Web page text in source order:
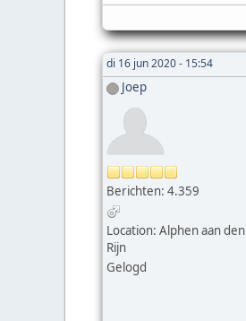
di 16 jun 2020 - 15:54
Joep
Berichten: 4.359
Location: Alphen aan den
Rijn
Gelogd